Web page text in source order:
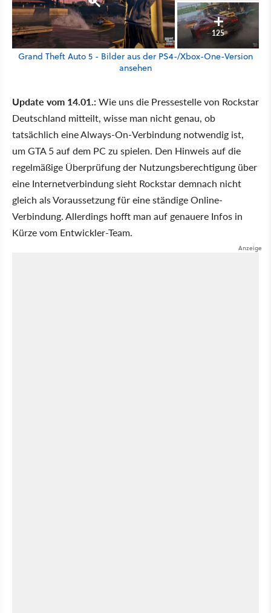
125
Grand Theft Auto 5 - Bilder aus der PS4-/Xbox-One-Version
ansehen
Update vom 14.01.:Wie uns die Pressestelle von Rockstar
Deutschland mitteilt, wisse man nicht genau, ob
tatsächlich eine Always-On-Verbindung notwendig ist,
um GTA 5 auf dem PC zu spielen. Den Hinweis auf die
regelmäßige Überprüfung der Nutzungsberechtigung über
eine Internetverbindung sieht Rockstar demnach nicht
gleich als Voraussetzung für eine ständige Online-
Verbindung. Allerdings hofft man auf genauere Infos in
Kürze vom Entwickler-Team.